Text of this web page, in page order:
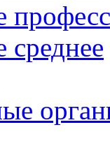
среднее